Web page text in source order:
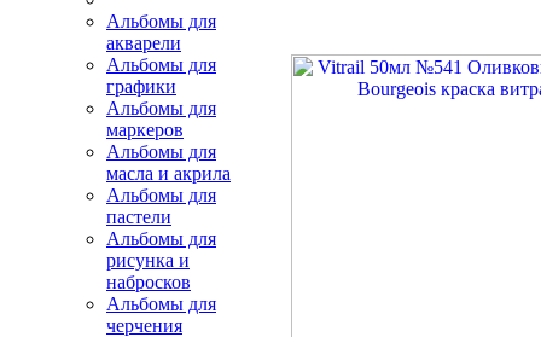
Альбомы для
акварели
Альбомы для
графики
Альбомы для
маркеров
Альбомы для
масла и акрила
Альбомы для
пастели
Альбомы для
рисунка и
набросков
Альбомы для
черчения